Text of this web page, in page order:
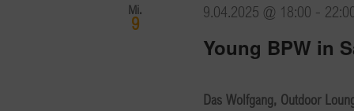
Mi.
9
Young BPW in
9.04.2025 @ 18:00 -
Das Wolfgang, Outdoor